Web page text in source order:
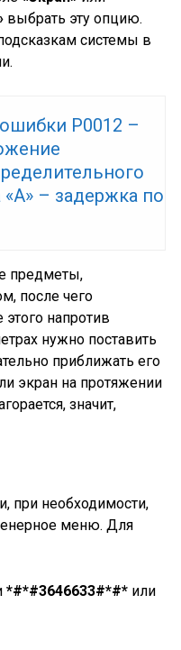
выбрать эту опцию.
системы в
P0012 –
«A» – задержка по
предметы,
после чего
напротив
нужно поставить
приближать его
экран на протяжении
значит,
при необходимости,
меню. Для
*#*#3646633#*#* или